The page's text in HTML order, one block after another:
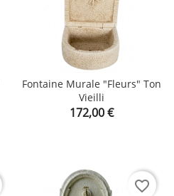
Fontaine Murale "fleurs" Ton
Vieilli
Prix
172,00 €
favorite_border